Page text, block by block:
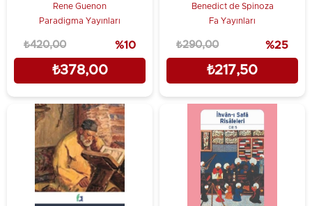
Rene Guenon
Paradigma Yayınları
₺378,00
₺420,00 %10
Benedict de Spinoza
Fa Yayınları
₺217,50
₺290,00 %25